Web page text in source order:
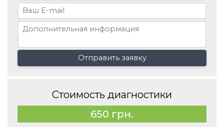
Отправить заявку
Стоимость диагностики
650 грн.